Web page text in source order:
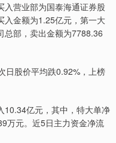
入营业部为国泰海通证券股
入金额为1.25亿元，第一大
总部，卖出金额为7788.36
日股价平均跌0.92%，上榜
10.34亿元，其中，特大单净
万元。近5日主力资金净流